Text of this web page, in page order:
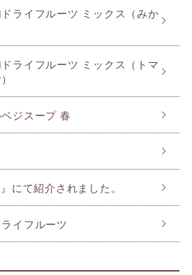
ドライフルーツ ミックス（みか
ドライフルーツ ミックス（トマ
ジスープ 春
にて紹介されました。
イフルーツ